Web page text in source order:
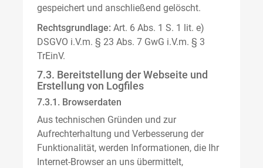
gespeichert und anschließend gelöscht.
Rechtsgrundlage: Art. 6 Abs. 1 S. 1 lit. e)
DSGVO i.V.m. § 23 Abs. 7 GwG i.V.m. § 3
TrEinV.
7.3. Bereitstellung der Webseite und
Erstellung von Logfiles
7.3.1. Browserdaten
Aus technischen Gründen und zur
Aufrechterhaltung und Verbesserung der
Funktionalität, werden Informationen, die Ihr
Internet-Browser an uns übermittelt,